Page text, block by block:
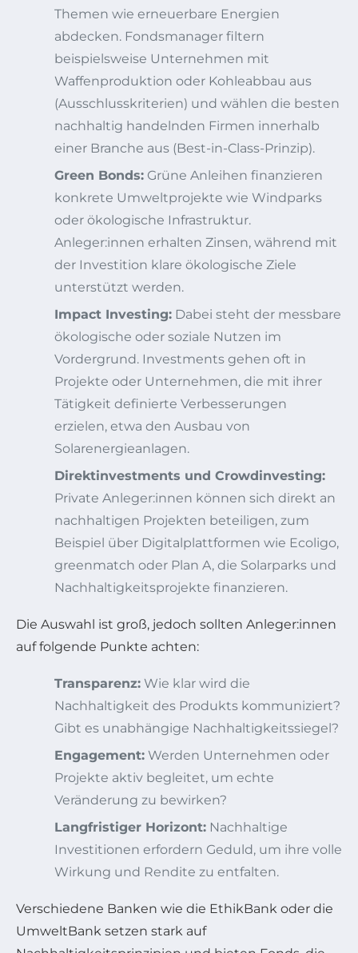
Themen wie erneuerbare Energien
abdecken. Fondsmanager filtern
beispielsweise Unternehmen mit
Waffenproduktion oder Kohleabbau aus
(Ausschlusskriterien) und wählen die besten
nachhaltig handelnden Firmen innerhalb
einer Branche aus (Best-in-Class-Prinzip).
Green Bonds: Grüne Anleihen finanzieren
konkrete Umweltprojekte wie Windparks
oder ökologische Infrastruktur.
Anleger:innen erhalten Zinsen, während mit
der Investition klare ökologische Ziele
unterstützt werden.
Impact Investing: Dabei steht der messbare
ökologische oder soziale Nutzen im
Vordergrund. Investments gehen oft in
Projekte oder Unternehmen, die mit ihrer
Tätigkeit definierte Verbesserungen
erzielen, etwa den Ausbau von
Solarenergieanlagen.
Direktinvestments und Crowdinvesting:
Private Anleger:innen können sich direkt an
nachhaltigen Projekten beteiligen, zum
Beispiel über Digitalplattformen wie Ecoligo,
greenmatch oder Plan A, die Solarparks und
Nachhaltigkeitsprojekte finanzieren.
Die Auswahl ist groß, jedoch sollten Anleger:innen
auf folgende Punkte achten:
Transparenz: Wie klar wird die
Nachhaltigkeit des Produkts kommuniziert?
Gibt es unabhängige Nachhaltigkeitssiegel?
Engagement: Werden Unternehmen oder
Projekte aktiv begleitet, um echte
Veränderung zu bewirken?
Langfristiger Horizont: Nachhaltige
Investitionen erfordern Geduld, um ihre volle
Wirkung und Rendite zu entfalten.
Verschiedene Banken wie die EthikBank oder die
UmweltBank setzen stark auf